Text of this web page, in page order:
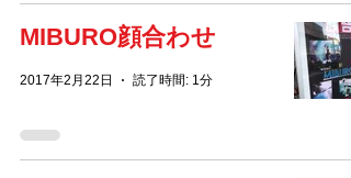
MIBURO顔合わせ
2017年2月22日 読了時間: 1分